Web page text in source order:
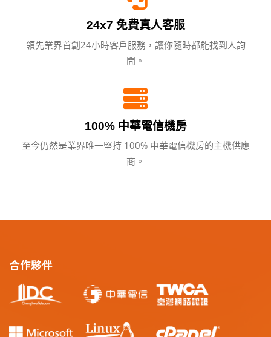
24x7 免費真人客服
領先業界首創24小時客戶服務，讓你隨時都能找到人詢
問。
100% 中華電信機房
至今仍然是業界唯一堅持 100% 中華電信機房的主機供應
商。
合作夥伴